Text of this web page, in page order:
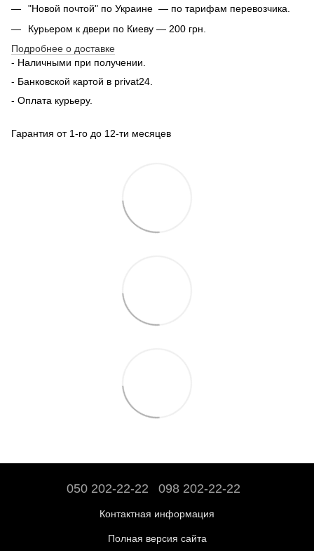
"Новой почтой" по Украине — по тарифам перевозчика.
Курьером к двери по Киеву — 200 грн.
Подробнее о доставке
- Наличными при получении.
- Банковской картой в privat24.
- Оплата курьеру.
Гарантия от 1-го до 12-ти месяцев
050 202-22-22 098 202-22-22
Контактная информация
Полная версия сайта